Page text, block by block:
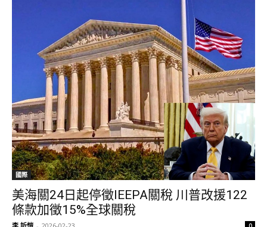
國際
美海關24日起停徵IEEPA關稅 川普改援122
條款加徵15%全球關稅